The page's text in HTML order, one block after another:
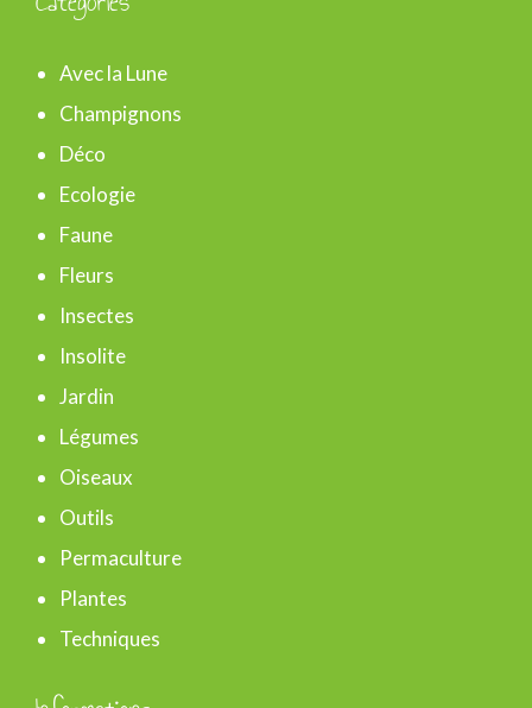
e
r
c
h
e
r
:
Avec la Lune
Champignons
Déco
Ecologie
Faune
Fleurs
Insectes
Insolite
Jardin
Légumes
Oiseaux
Outils
Permaculture
Plantes
Techniques